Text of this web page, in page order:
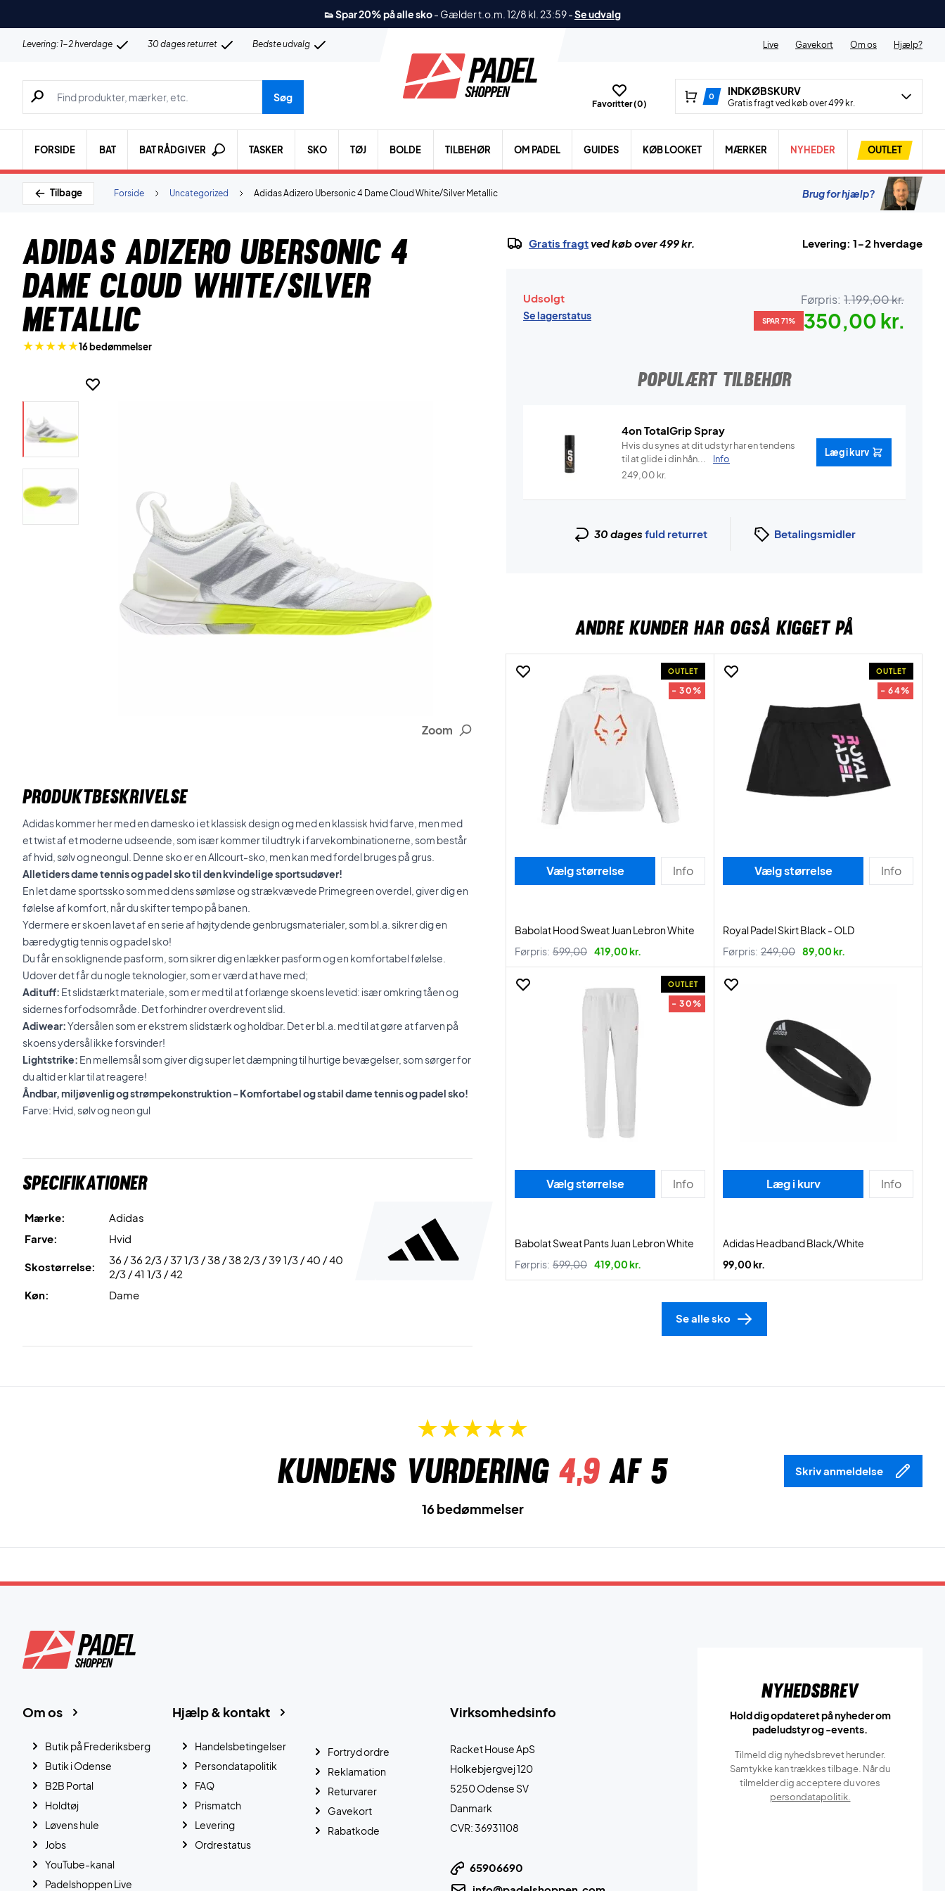
👟 Spar 20% på alle sko- Gælder t.o.m. 12/8 kl. 23:59-Se udvalg
Levering: 1-2 hverdage 30 dages returret Bedste udvalg Live Gavekort Om os Hjælp?
Søg efter produkter, mærker etc.
Søg
Favoritter (0)
0 INDKØBSKURV
Gratis fragt ved køb over 499 kr.
FORSIDE BAT BAT RÅDGIVER TASKER SKO TØJ BOLDE TILBEHØR OM PADEL GUIDES KØB LOOKET MÆRKER NYHEDER OUTLET
Tilbage Adidas Adizero Ubersonic 4 Dame Cloud White/Silver Metallic
Uncategorized
Forside Brug for hjælp?
Adidas Adizero Ubersonic 4
Dame Cloud White/Silver
Metallic
16 bedømmelser
Zoom
PRODUKTBESKRIVELSE
Adidas kommer her med en damesko i et klassisk design og med en klassisk hvid farve, men med
et twist af et moderne udseende, som især kommer til udtryk i farvekombinationerne, som består
af hvid, sølv og neongul. Denne sko er en Allcourt-sko, men kan med fordel bruges på grus.
Alletiders dame tennis og padel sko til den kvindelige sportsudøver!
En let dame sportssko som med dens sømløse og strækvævede Primegreen overdel, giver dig en
følelse af komfort, når du skifter tempo på banen.
Ydermere er skoen lavet af en serie af højtydende genbrugsmaterialer, som bl.a. sikrer dig en
bæredygtig tennis og padel sko!
Du får en soklignende pasform, som sikrer dig en lækker pasform og en komfortabel følelse.
Udover det får du nogle teknologier, som er værd at have med;
Adituff: Et slidstærkt materiale, som er med til at forlænge skoens levetid: især omkring tåen og
sidernes forfodsområde. Det forhindrer overdrevent slid.
Adiwear:Ydersålen som er ekstrem slidstærk og holdbar. Det er bl.a. med til at gøre at farven på
skoens ydersål ikke forsvinder!
Lightstrike: En mellemsål som giver dig super let dæmpning til hurtige bevægelser, som sørger for
du altid er klar til at reagere!
Åndbar, miljøvenlig og strømpekonstruktion - Komfortabel og stabil dame tennis og padel sko!
Farve: Hvid, sølv og neon gul
Specifikationer
Mærke:
Adidas
Farve:
Hvid
Skostørrelse:
36 / 36 2/3 / 37 1/3 / 38 / 38 2/3 / 39 1/3 / 40 / 40
2/3 / 41 1/3 / 42
Køn:
Dame
Gratis fragtved køb over 499 kr. Levering: 1-2 hverdage
Udsolgt
Se lagerstatus
Førpris: 1.199,00 kr.
SPAR 71% 350,00 kr.
POPULÆRT TILBEHØR
4on TotalGrip Spray
Hvis du synes at dit udstyr har en tendens
til at glide i din hån...
Info
249,00 kr.
Læg i kurv
30 dages fuld returret Betalingsmidler
ANDRE KUNDER HAR OGSÅ KIGGET PÅ
OUTLET
- 30%
Vælg størrelse Info
Babolat Hood Sweat Juan Lebron White
Førpris: 599,00 419,00 kr.
OUTLET
- 64%
Vælg størrelse Info
Royal Padel Skirt Black - OLD
Førpris: 249,00 89,00 kr.
OUTLET
- 30%
Vælg størrelse Info
Babolat Sweat Pants Juan Lebron White
Førpris: 599,00 419,00 kr.
Læg i kurv Info
Adidas Headband Black/White
99,00 kr.
Se alle sko
Kundens vurdering 4,9af 5 Skriv anmeldelse
16 bedømmelser
Virksomhedsinfo
Racket House ApS
Holkebjergvej 120
5250 Odense SV
Danmark
CVR: 36931108
65906690
Hjælp & kontakt
Handelsbetingelser
Persondatapolitik
FAQ
Prismatch
Levering
Ordrestatus
Fortryd ordre
Reklamation
Returvarer
Gavekort
Rabatkode
Om os
Butik på Frederiksberg
Butik i Odense
B2B Portal
Holdtøj
Løvens hule
Jobs
YouTube-kanal
Padelshoppen Live
Nyhedsbrev
Hold dig opdateret på nyheder om
padeludstyr og -events.
Tilmeld dig nyhedsbrevet herunder.
Samtykke kan trækkes tilbage. Når du
tilmelder dig acceptere du vores
persondatapolitik.